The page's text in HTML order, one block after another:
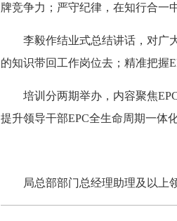
牌竞争力；严守纪律，在知行合一
李毅作结业式总结讲话，对广大
的知识带回工作岗位去；精准把握
培训分两期举办，内容聚焦EPC
提升领导干部EPC全生命周期一体
局总部部门总经理助理及以上领